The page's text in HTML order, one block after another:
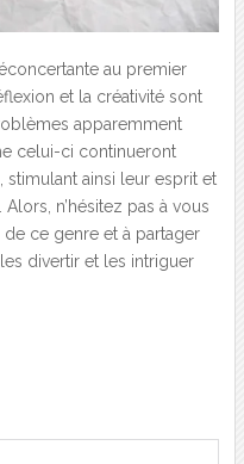
au premier
et la créativité sont
apparemment
celui-ci continueront
stimulant ainsi leur esprit et
n’hésitez pas à vous
ce genre et à partager
divertir et les intriguer